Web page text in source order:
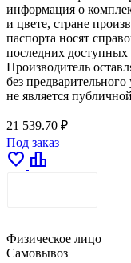
информация о
и цвете, стране
паспорта носят
последних доступных
Производитель
без
не является
21 539.70 ₽
Под заказ
favorite leaderboard
Физическое лицо
Самовывоз